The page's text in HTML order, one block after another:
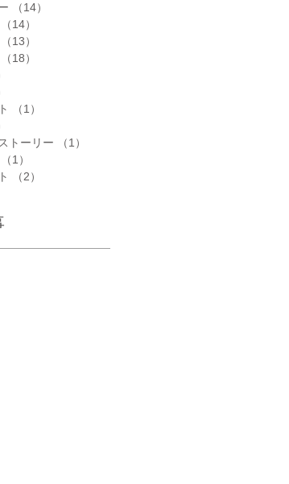
（14）
（14）
（13）
（18）
（1）
トーリー
（1）
（1）
（2）